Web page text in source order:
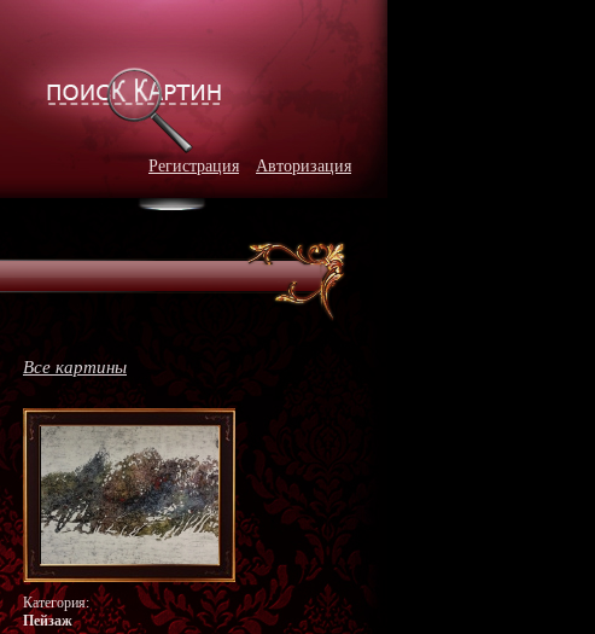
Регистрация Авторизация
Все картины
Категория:
Пейзаж